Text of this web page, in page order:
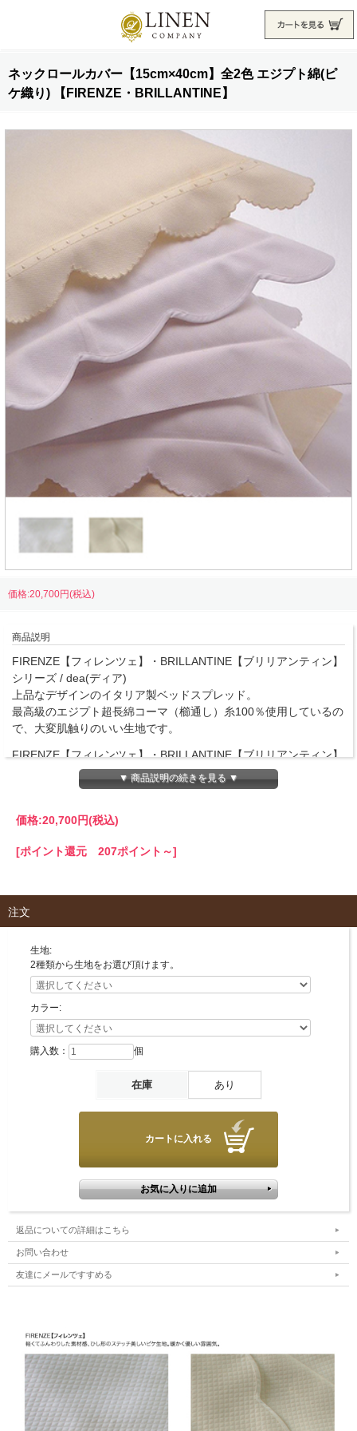
ネックロールカバー【15cm×40cm】全2色 エジプト綿(ピ
ケ織り) 【FIRENZE・BRILLANTINE】
価格:20,700円(税込)
商品説明
FIRENZE【フィレンツェ】・BRILLANTINE【ブリリアンティン】
シリーズ / dea(ディア)
上品なデザインのイタリア製ベッドスプレッド。
最高級のエジプト超長綿コーマ（櫛通し）糸100％使用しているの
で、大変肌触りのいい生地です。
FIRENZE【フィレンツェ】・BRILLANTINE【ブリリアンティン】
の2種類の生地からお選びいただけます。
イタリア製ハンドメイド製品は、王室や世界中のセレブから高い
商品詳細
■サイズ
■生地
FIRENZE【フィレンツェ】
BRILLANTINE【ブリリアンティン】
■素材
エジプト綿100%
ピケ織り
商品は、イタリアにて受注発注で作られております。
完全オーダーメイド商品の為、お届けまで8週間程お時間を頂いて
商品のお届けにお時間が掛かる場合がございますこと、何卒ご理
▼ 商品説明の続きを見る ▼
価格:20,700円(税込)
[ポイント還元 207ポイント～]
注文
生地:
2種類から生地をお選び頂けます。
カラー:
購入数： 個
在庫 あり
返品についての詳細はこちら
お問い合わせ
友達にメールですすめる